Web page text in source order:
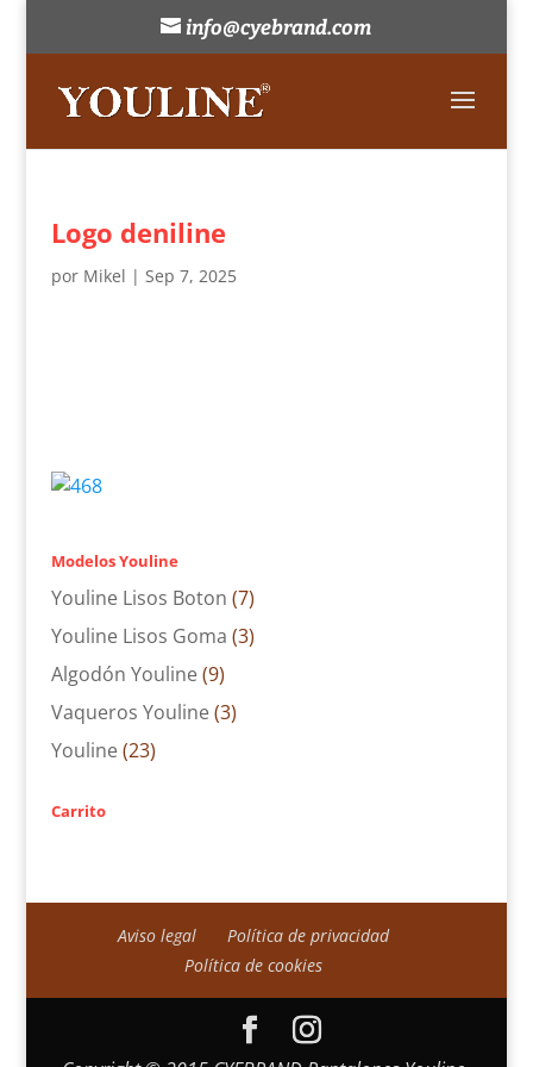
info@cyebrand.com
Logo deniline
por Mikel | Sep 7, 2025
Modelos Youline
Youline Lisos Boton (7)
Youline Lisos Goma (3)
Algodón Youline (9)
Vaqueros Youline (3)
Youline (23)
Carrito
Aviso legal
Política de privacidad
Política de cookies